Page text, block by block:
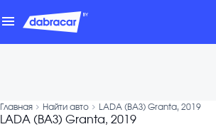
menu
Главная chevron_forward Найти авто chevron_forward LADA (ВАЗ) Granta, 2019
LADA (ВАЗ) Granta, 2019